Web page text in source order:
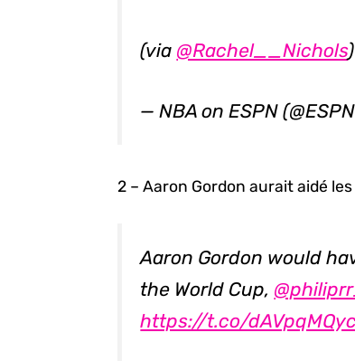
(via @Rachel__Nichols
— NBA on ESPN
2 – Aaron Gordon aurait aidé
Aaron Gordon would
the World Cup,
https://t.co/